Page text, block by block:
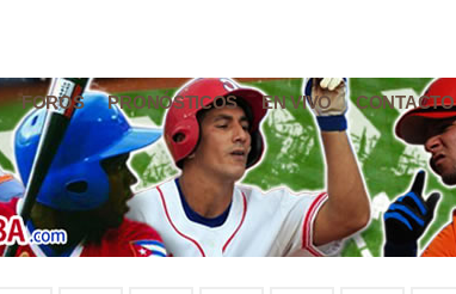
FOROS PRONÓSTICOS EN VIVO CONTACTO